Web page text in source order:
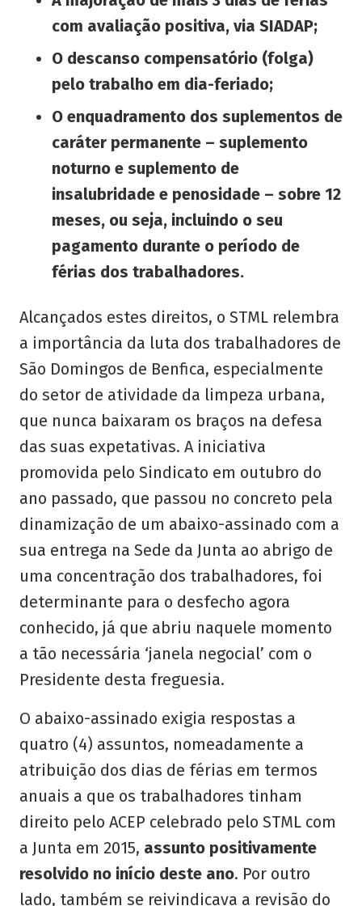
com avaliação positiva, via SIADAP;
O descanso compensatório (folga)
pelo trabalho em dia-feriado;
O enquadramento dos suplementos de
caráter permanente – suplemento
noturno e suplemento de
insalubridade e penosidade – sobre 12
meses, ou seja, incluindo o seu
pagamento durante o período de
férias dos trabalhadores.
Alcançados estes direitos, o STML relembra
a importância da luta dos trabalhadores de
São Domingos de Benfica, especialmente
do setor de atividade da limpeza urbana,
que nunca baixaram os braços na defesa
das suas expetativas. A iniciativa
promovida pelo Sindicato em outubro do
ano passado, que passou no concreto pela
dinamização de um abaixo-assinado com a
sua entrega na Sede da Junta ao abrigo de
uma concentração dos trabalhadores, foi
determinante para o desfecho agora
conhecido, já que abriu naquele momento
a tão necessária ‘janela negocial’ com o
Presidente desta freguesia.
O abaixo-assinado exigia respostas a
quatro (4) assuntos, nomeadamente a
atribuição dos dias de férias em termos
anuais a que os trabalhadores tinham
direito pelo ACEP celebrado pelo STML com
a Junta em 2015, assunto positivamente
resolvido no início deste ano. Por outro
lado, também se reivindicava a revisão do